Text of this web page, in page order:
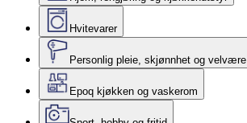
Hvitevarer
Personlig pleie, skjønnhet og velvære
Epoq kjøkken og vaskerom